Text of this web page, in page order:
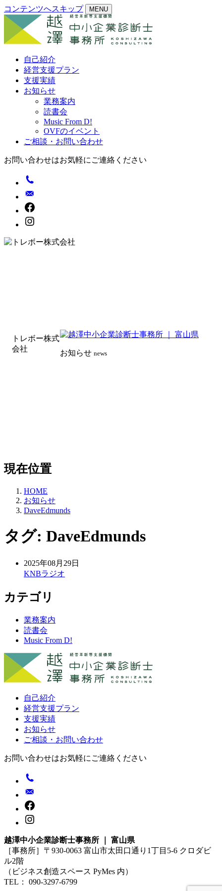
コンテンツへスキップ MENU
自己紹介
経営支援プラン
支援実績
お知らせ
業務案内
読書会
Music From D!
OVFのイベント
ご相談・お問い合わせ
お問い合わせはお気軽にご連絡ください
トレボー株式
会社
お知らせ news
現在位置
HOME
お知らせ
DaveEdmunds
タグ: DaveEdmunds
2025年08月29日
KNBラジオ
カテゴリ
業務案内
読書会
Music From D!
自己紹介
経営支援プラン
支援実績
お知らせ
ご相談・お問い合わせ
お問い合わせはお気軽にご連絡ください
越澤中小企業診断士事務所 ｜ 富山県
［事務所］〒930-0063 富山市太田口通り1丁目5-6 クロダビ
ル2階
（ビジネス創造スペース PyMes 内）
TEL： 090-3297-6799